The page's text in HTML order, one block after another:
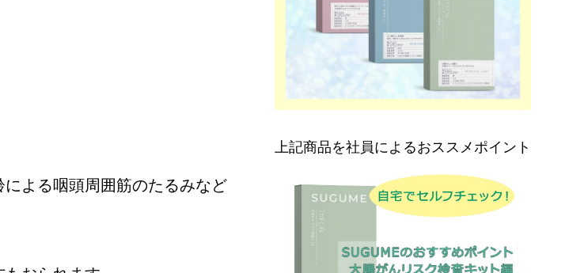
よる咽頭周囲筋のたるみなど
上記商品を社員によるおススメポイント